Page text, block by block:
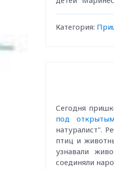
Категория:
Сегодня
под
натуралист".
птиц и
узнавали
соединяли